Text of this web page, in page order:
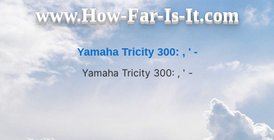
www.How-Far-Is-It.com
Yamaha Tricity 300: , ' -
Yamaha Tricity 300: , ' -